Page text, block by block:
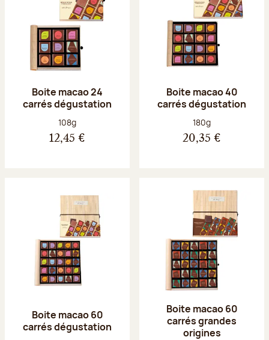
Boite macao 24
carrés dégustation
Poids net :
108g
12,45 €
Boite macao 40
carrés dégustation
Poids net :
180g
20,35 €
Boite macao 60
carrés dégustation
Boite macao 60
carrés grandes
origines